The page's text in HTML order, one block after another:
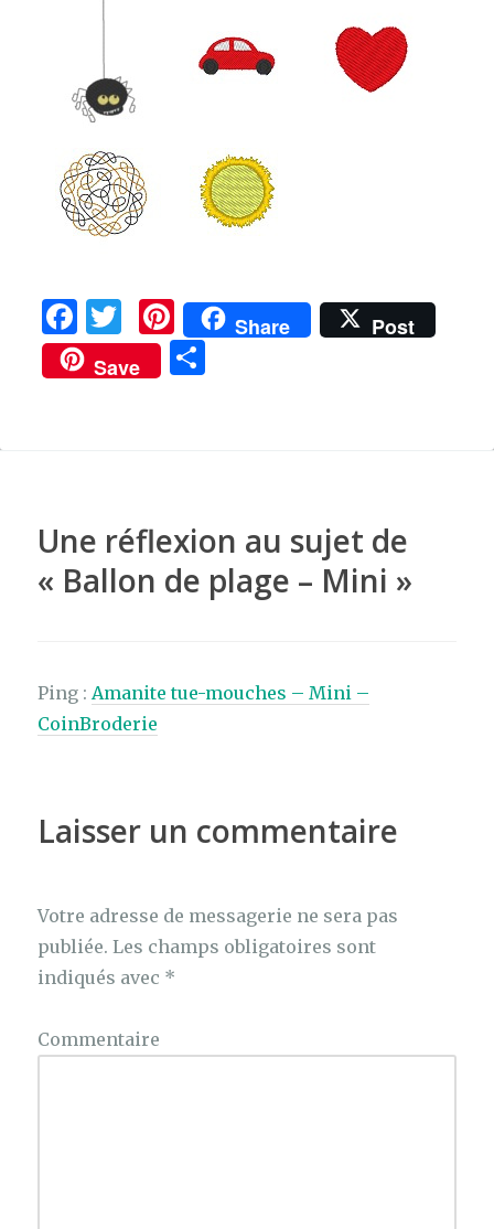
F
a
c
o
k
T
w
it
Pi
n
te
Share
Post
Save
Une réflexion au sujet de
« Ballon de plage – Mini »
Ping : Amanite tue-mouches – Mini –
CoinBroderie
Laisser un commentaire
Votre adresse de messagerie ne sera pas
publiée. Les champs obligatoires sont
indiqués avec *
Commentaire